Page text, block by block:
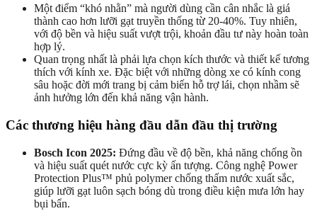
Một điểm “khó nhằn” mà người dùng cần cân nhắc là giá
thành cao hơn lưỡi gạt truyền thống từ 20-40%. Tuy nhiên,
với độ bền và hiệu suất vượt trội, khoản đầu tư này hoàn toàn
hợp lý.
Quan trọng nhất là phải lựa chọn kích thước và thiết kế tương
thích với kính xe. Đặc biệt với những dòng xe có kính cong
sâu hoặc đời mới trang bị cảm biến hỗ trợ lái, chọn nhầm sẽ
ảnh hưởng lớn đến khả năng vận hành.
Các thương hiệu hàng đầu dẫn đầu thị trường
Bosch Icon 2025: Đứng đầu về độ bền, khả năng chống ồn
và hiệu suất quét nước cực kỳ ấn tượng. Công nghệ Power
Protection Plus™ phủ polymer chống thấm nước xuất sắc,
giúp lưỡi gạt luôn sạch bóng dù trong điều kiện mưa lớn hay
bụi bẩn.